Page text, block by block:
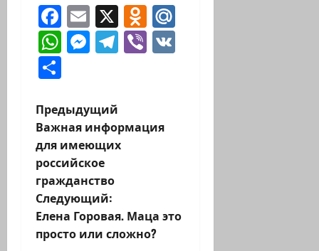
Facebook
Email
X Odnoklassniki
WhatsApp
Messenger
Telegram
Viber
Н
а
в
и
г
Предыдущий
Важная информация
для имеющих
российское
гражданство
Следующий:
Елена Горовая. Маца это
просто или сложно?